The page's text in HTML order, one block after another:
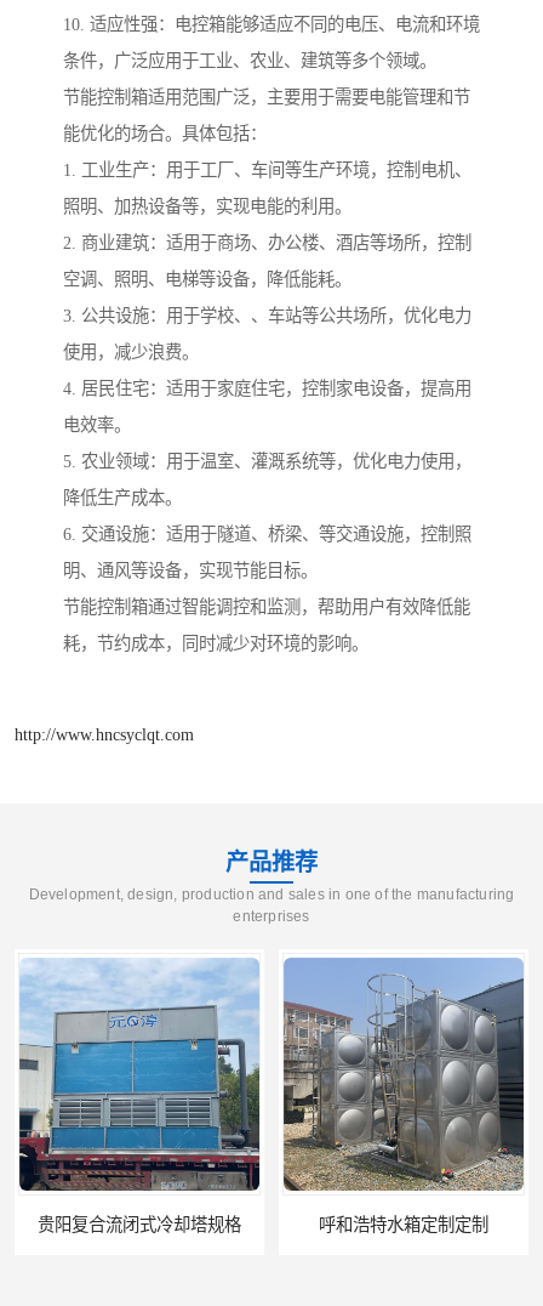
10. 适应性强：电控箱能够适应不同的电压、电流和环境
条件，广泛应用于工业、农业、建筑等多个领域。
节能控制箱适用范围广泛，主要用于需要电能管理和节
能优化的场合。具体包括：
1. 工业生产：用于工厂、车间等生产环境，控制电机、
照明、加热设备等，实现电能的利用。
2. 商业建筑：适用于商场、办公楼、酒店等场所，控制
空调、照明、电梯等设备，降低能耗。
3. 公共设施：用于学校、、车站等公共场所，优化电力
使用，减少浪费。
4. 居民住宅：适用于家庭住宅，控制家电设备，提高用
电效率。
5. 农业领域：用于温室、灌溉系统等，优化电力使用，
降低生产成本。
6. 交通设施：适用于隧道、桥梁、等交通设施，控制照
明、通风等设备，实现节能目标。
节能控制箱通过智能调控和监测，帮助用户有效降低能
耗，节约成本，同时减少对环境的影响。
http://www.hncsyclqt.com
产品推荐
Development, design, production and sales in one of the manufacturing
enterprises
式冷却塔规格 呼和浩特水箱定制定制